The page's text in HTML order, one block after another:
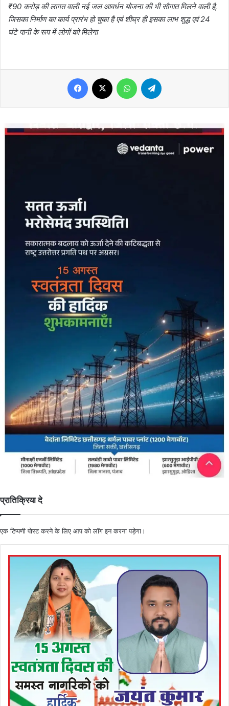
₹90 करोड़ की लागत वाली नई जल आवर्धन योजना की भी सौगात मिलने वाली है,
जिसका निर्माण का कार्य प्रारंभ हो चुका है एवं शीघ्र ही इसका लाभ शुद्ध एवं 24
घंटे पानी के रूप में लोगों को मिलेगा
Facebook WhatsApp
प्रातिक्रिया दे
एक टिप्पणी पोस्ट करने के लिए आप कोलॉग इनकरना पड़ेगा।